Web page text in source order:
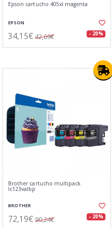
Epson cartucho 405xl magenta
EPSON
34,15€ 42,69€ - 20%
Brother cartucho multipack
lc123valbp
BROTHER
72,19€ 90,24€ - 20%